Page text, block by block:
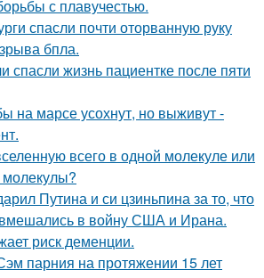
с плавучестью.
спасли почти оторванную руку
бпла.
спасли жизнь пациентке после пяти
на марсе усохнут, но выживут -
всего в одной молекуле или
Путина и си цзиньпина за то, что
в войну США и Ирана.
риск деменции.
парния на протяжении 15 лет